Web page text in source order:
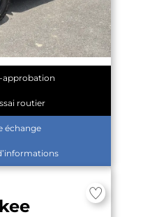
approbation
routier
échange